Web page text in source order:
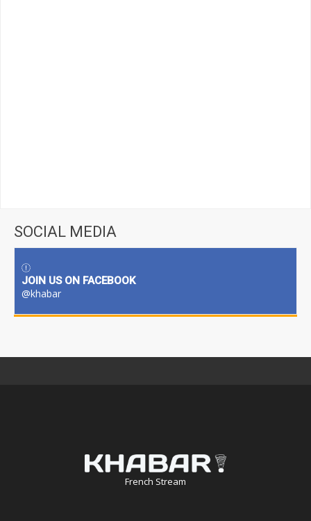
SOCIAL MEDIA
JOIN US ON FACEBOOK
@khabar
French Stream